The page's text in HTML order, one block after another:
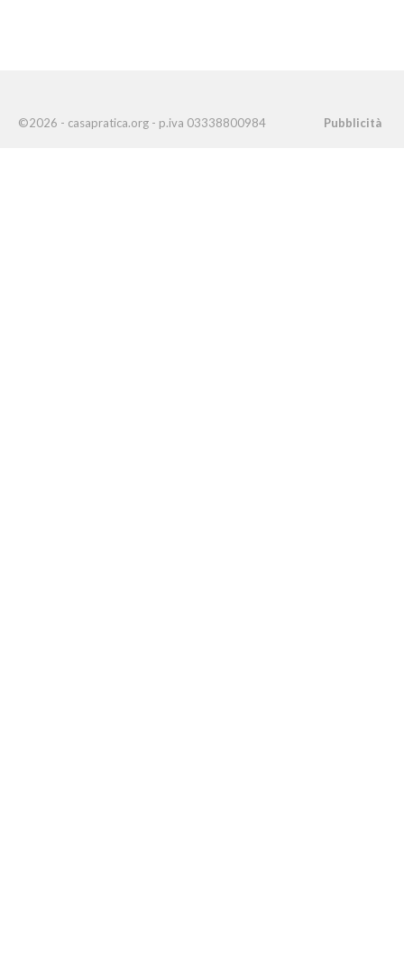
©2026 - casapratica.org - p.iva 03338800984 Pubblicità